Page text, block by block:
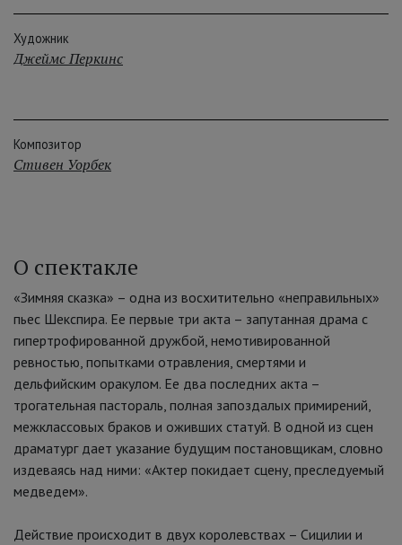
Художник
Джеймс Перкинс
Композитор
Стивен Уорбек
О спектакле
«Зимняя сказка» – одна из восхитительно «неправильных»
пьес Шекспира. Ее первые три акта – запутанная драма с
гипертрофированной дружбой, немотивированной
ревностью, попытками отравления, смертями и
дельфийским оракулом. Ее два последних акта –
трогательная пастораль, полная запоздалых примирений,
межклассовых браков и оживших статуй. В одной из сцен
драматург дает указание будущим постановщикам, словно
издеваясь над ними: «Актер покидает сцену, преследуемый
медведем».
Действие происходит в двух королевствах – Сицилии и